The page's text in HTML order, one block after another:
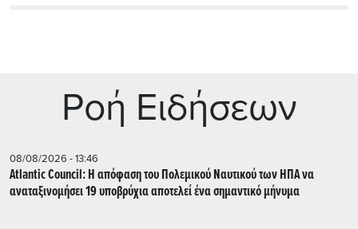
Ρoή Ειδήσεων
08/08/2026 - 13:46
Atlantic Council: Η απόφαση του Πολεμικού Ναυτικού των ΗΠΑ να
αναταξινομήσει 19 υποβρύχια αποτελεί ένα σημαντικό μήνυμα